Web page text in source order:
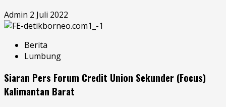
Admin 2 Juli 2022
Berita
Lumbung
Siaran Pers Forum Credit Union Sekunder (Focus)
Kalimantan Barat